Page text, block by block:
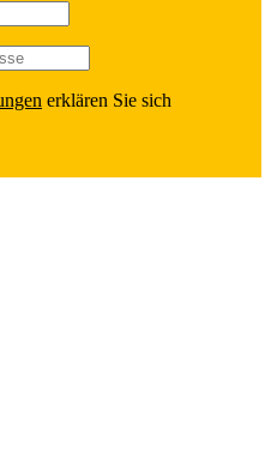
erklä­ren Sie sich